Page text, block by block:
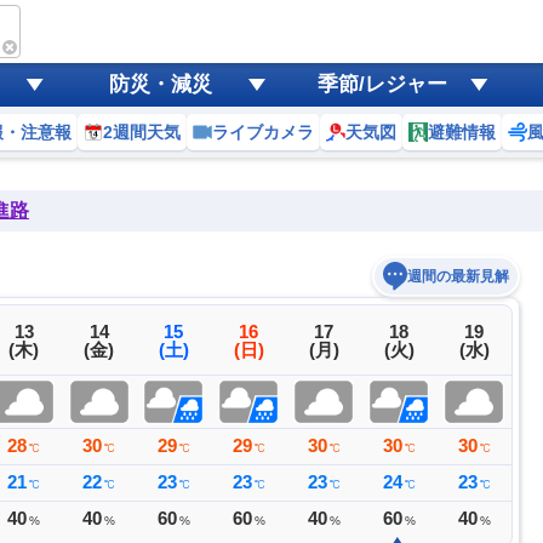
防災・減災 季節/レジャー
注意報 2週間天気 ライブカメラ 天気図 避難情報
路
週間の最新見解
13
(木)
28℃
21℃
40%
14
(金)
30℃
22℃
40%
15
(土)
29℃
23℃
60%
16
(日)
29℃
23℃
60%
17
(月)
30 ℃
23 ℃
40 %
18
(火)
30 ℃
24 ℃
60 %
19
(水)
30 ℃
23 ℃
40 %